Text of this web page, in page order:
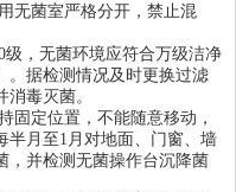
无菌室严格分开，禁止混
级，无菌环境应符合万级洁净
。据检测情况及时更换过滤
毒灭菌。
固定位置，不能随意移动，
半月至1月对地面、门窗、墙
，并检测无菌操作台沉降菌